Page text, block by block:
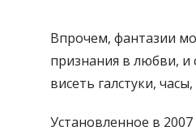
Впрочем, фантазии
признания в любви, и
висеть галстуки,
Установленное в